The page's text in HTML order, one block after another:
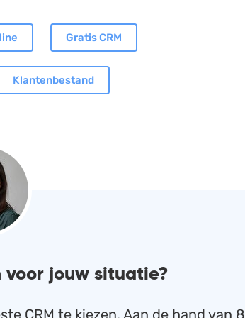
Gratis CRM
Klantenbestand
voor jouw situatie?
CRM te kiezen. Aan de hand van 8